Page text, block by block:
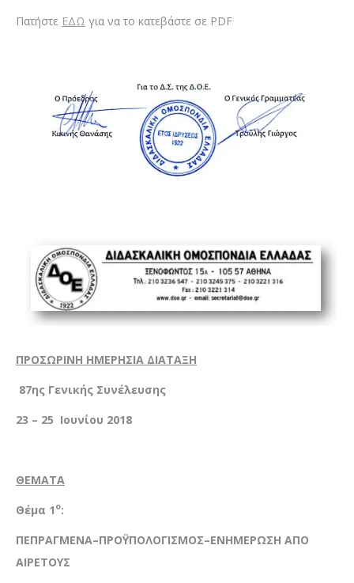
Πατήστε ΕΔΩ για να το κατεβάστε σε PDF
ΠΡΟΣΩΡΙΝΗ ΗΜΕΡΗΣΙΑ ΔΙΑΤΑΞΗ
87ης Γενικής Συνέλευσης
23 – 25 Ιουνίου 2018
ΘΕΜΑΤΑ
Θέμα 1 ο:
ΠΕΠΡΑΓΜΕΝΑ–ΠΡΟΫΠΟΛΟΓΙΣΜΟΣ–ΕΝΗΜΕΡΩΣΗ ΑΠΟ
ΑΙΡΕΤΟΥΣ